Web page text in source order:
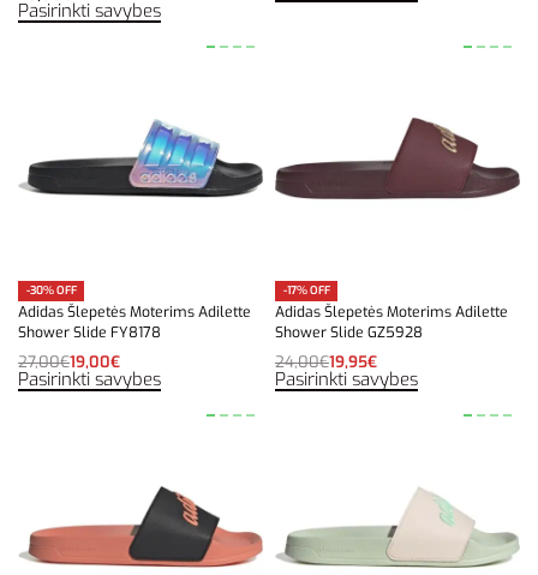
Pasirinkti savybes
-30% OFF
Adidas Šlepetės Moterims Adilette
Shower Slide FY8178
27,00€19,00€
Pasirinkti savybes
-17% OFF
Adidas Šlepetės Moterims Adilette
Shower Slide GZ5928
24,00€19,95€
Pasirinkti savybes